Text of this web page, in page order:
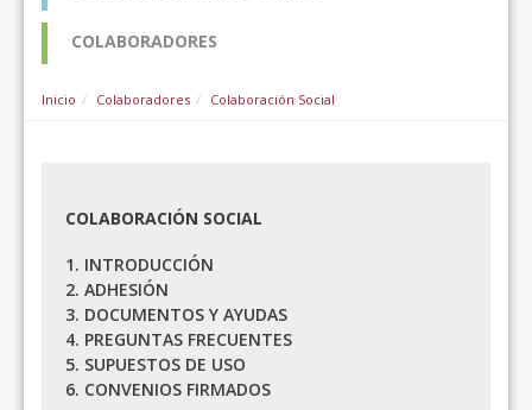
COLABORADORES
Inicio Colaboradores Colaboración Social
COLABORACIÓN SOCIAL
1. INTRODUCCIÓN
2. ADHESIÓN
3. DOCUMENTOS Y AYUDAS
4. PREGUNTAS FRECUENTES
5. SUPUESTOS DE USO
6. CONVENIOS FIRMADOS